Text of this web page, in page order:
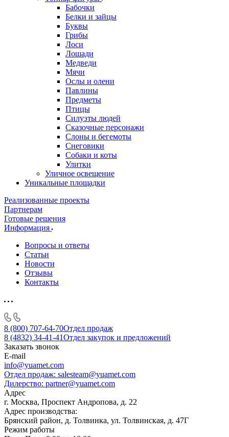
Бабочки
Белки и зайцы
Буквы
Грибы
Лоси
Лошади
Медведи
Мячи
Ослы и олени
Павлины
Предметы
Птицы
Силуэты людей
Сказочные персонажи
Слоны и бегемоты
Снеговики
Собаки и коты
Улитки
Уличное освещение
Уникальные площадки
Реализованные проекты
Партнерам
Готовые решения
Информация
Вопросы и ответы
Статьи
Новости
Отзывы
Контакты
8 (800) 707-64-70Отдел продаж
8 (4832) 34-41-41Отдел закупок и предложений
Заказать звонок
E-mail
info@yuamet.com
Отдел продаж: salesteam@yuamet.com
Дилерство: partner@yuamet.com
Адрес
г. Москва, Проспект Андропова, д. 22
Адрес производства:
Брянский район, д. Толвинка, ул. Толвинская, д. 47Г
Режим работы